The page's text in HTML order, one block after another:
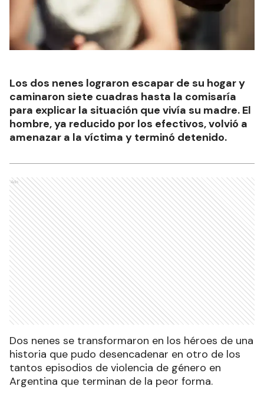
Los dos nenes lograron escapar de su hogar y
caminaron siete cuadras hasta la comisaría
para explicar la situación que vivía su madre. El
hombre, ya reducido por los efectivos, volvió a
amenazar a la víctima y terminó detenido.
Ads
Dos nenes se transformaron en los héroes de una
historia que pudo desencadenar en otro de los
tantos episodios de violencia de género en
Argentina que terminan de la peor forma.